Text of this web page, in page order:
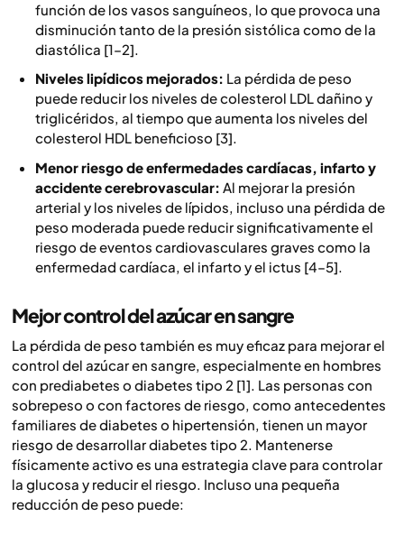
función de los vasos sanguíneos, lo que provoca una
disminución tanto de la presión sistólica como de la
diastólica [1–2].
Niveles lipídicos mejorados: La pérdida de peso
puede reducir los niveles de colesterol LDL dañino y
triglicéridos, al tiempo que aumenta los niveles del
colesterol HDL beneficioso [3].
Menor riesgo de enfermedades cardíacas, infarto y
accidente cerebrovascular: Al mejorar la presión
arterial y los niveles de lípidos, incluso una pérdida de
peso moderada puede reducir significativamente el
riesgo de eventos cardiovasculares graves como la
enfermedad cardíaca, el infarto y el ictus [4–5].
Mejor control del azúcar en sangre
La pérdida de peso también es muy eficaz para mejorar el
control del azúcar en sangre, especialmente en hombres
con prediabetes o diabetes tipo 2 [1]. Las personas con
sobrepeso o con factores de riesgo, como antecedentes
familiares de diabetes o hipertensión, tienen un mayor
riesgo de desarrollar diabetes tipo 2. Mantenerse
físicamente activo es una estrategia clave para controlar
la glucosa y reducir el riesgo. Incluso una pequeña
reducción de peso puede: